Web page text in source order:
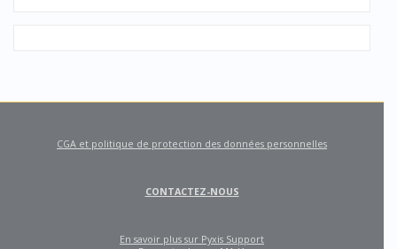
CGA et politique de protection des données personnelles
CONTACTEZ-NOUS
En savoir plus sur Pyxis Support